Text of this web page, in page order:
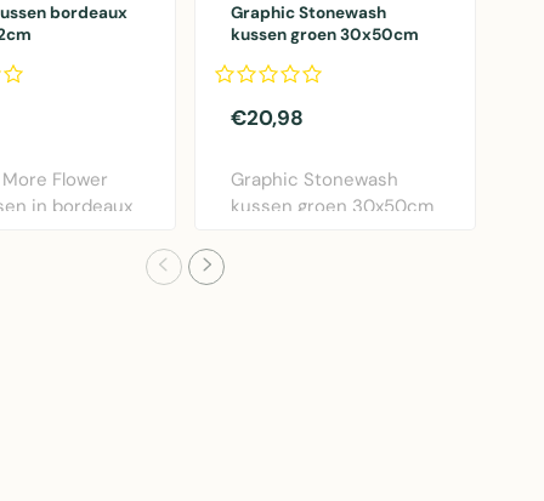
bordeaux
Flower
in bordeaux
Graphic Stonewash
kussen groen 30x50cm
€20,98
Graphic Stonewash
kussen groen 30x50cm